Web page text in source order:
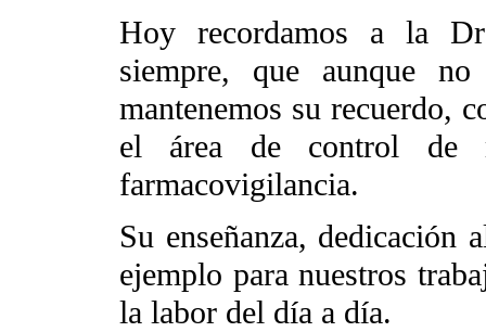
Hoy recordamos a la
siempre, que aunque
mantenemos su recuerdo,
el área de control de
farmacovigilancia.
Su enseñanza, dedicación
ejemplo para nuestros
la labor del día a día.